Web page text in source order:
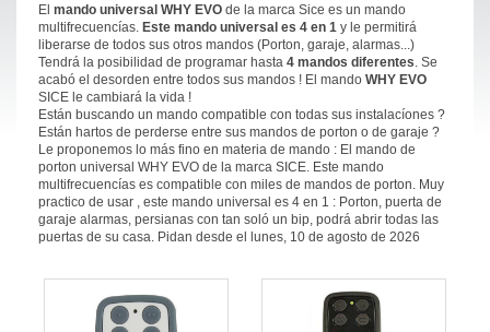
El mando universal WHY EVO de la marca Sice es un mando
multifrecuencías. Este mando universal es 4 en 1 y le permitirá
liberarse de todos sus otros mandos (Porton, garaje, alarmas...)
Tendrá la posibilidad de programar hasta 4 mandos diferentes. Se
acabó el desorden entre todos sus mandos ! El mando WHY EVO
SICE le cambiará la vida !
Están buscando un mando compatible con todas sus instalacíones ?
Están hartos de perderse entre sus mandos de porton o de garaje ?
Le proponemos lo más fino en materia de mando : El mando de
porton universal WHY EVO de la marca SICE. Este mando
multifrecuencías es compatible con miles de mandos de porton. Muy
practico de usar , este mando universal es 4 en 1 : Porton, puerta de
garaje alarmas, persianas con tan soló un bip, podrá abrir todas las
puertas de su casa. Pidan desde el lunes, 10 de agosto de 2026